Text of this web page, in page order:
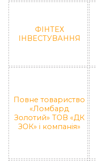
ФІНТЕХ
ІНВЕСТУВАННЯ
Повне товариство
«Ломбард
Золотий» ТОВ «ДК
ЗОК» і компанія»